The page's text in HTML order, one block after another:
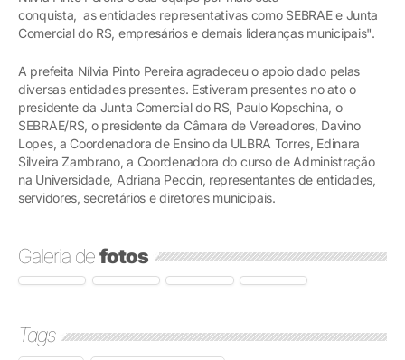
conquista, as entidades representativas como SEBRAE e Junta
Comercial do RS, empresários e demais lideranças municipais".
A prefeita Nílvia Pinto Pereira agradeceu o apoio dado pelas
diversas entidades presentes. Estiveram presentes no ato o
presidente da Junta Comercial do RS, Paulo Kopschina, o
SEBRAE/RS, o presidente da Câmara de Vereadores, Davino
Lopes, a Coordenadora de Ensino da ULBRA Torres, Edinara
Silveira Zambrano, a Coordenadora do curso de Administração
na Universidade, Adriana Peccin, representantes de entidades,
servidores, secretários e diretores municipais.
Galeria defotos
Tags